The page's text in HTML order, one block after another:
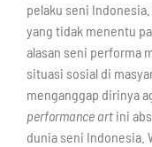
pelaku seni
yang tidak menentu
alasan seni performa
situasi sosial di
menganggap dirinya
performance art ini
dunia seni Indonesia.